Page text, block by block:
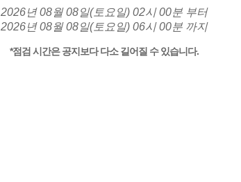
2026년 08월 08일(토요일) 02시 00분 부터
2026년 08월 08일(토요일) 06시 00분 까지
*점검 시간은 공지보다 다소 길어질 수 있습니다.